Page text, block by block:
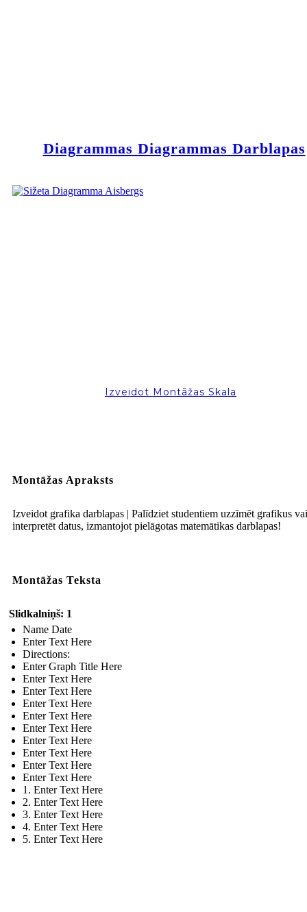
Diagrammas Diagrammas Darblapas
Izveidot Montāžas Skala
Montāžas Apraksts
Izveidot grafika darblapas | Palīdziet studentiem uzzīmēt grafikus vai
interpretēt datus, izmantojot pielāgotas matemātikas darblapas!
Montāžas Teksta
Slidkalniņš: 1
Name Date
Enter Text Here
Directions:
Enter Graph Title Here
Enter Text Here
Enter Text Here
Enter Text Here
Enter Text Here
Enter Text Here
Enter Text Here
Enter Text Here
Enter Text Here
Enter Text Here
1. Enter Text Here
2. Enter Text Here
3. Enter Text Here
4. Enter Text Here
5. Enter Text Here